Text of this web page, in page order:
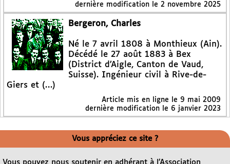
dernière modification le 2 novembre 2025
Bergeron, Charles
Né le 7 avril 1808 à Monthieux (Ain).
Décédé le 27 août 1883 à Bex
(District d’Aigle, Canton de Vaud,
Suisse). Ingénieur civil à Rive-de-
Giers et (…)
Article mis en ligne le 9 mai 2009
dernière modification le 6 janvier 2023
Vous appréciez ce site ?
Vous pouvez nous soutenir en adhérant à l’Association